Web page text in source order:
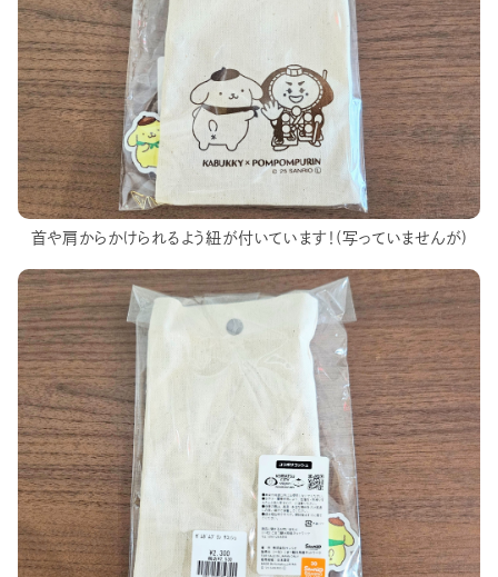
首や肩からかけられるよう紐が付いています！(写っていませんが)